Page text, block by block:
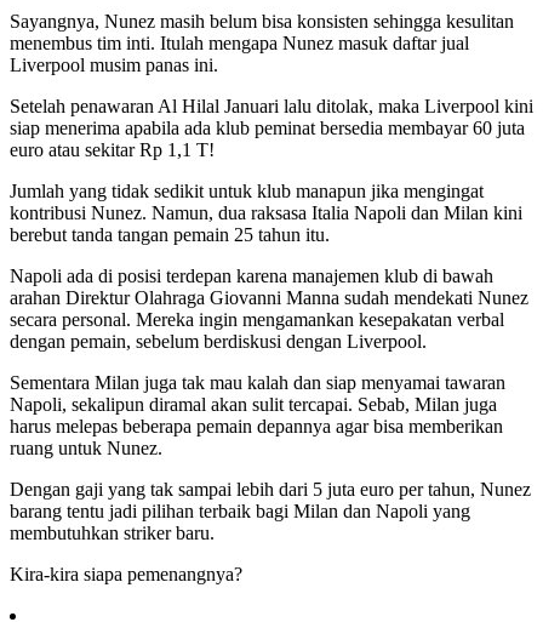
Sayangnya, Nunez masih belum bisa konsisten sehingga kesulitan
menembus tim inti. Itulah mengapa Nunez masuk daftar jual
Liverpool musim panas ini.
Setelah penawaran Al Hilal Januari lalu ditolak, maka Liverpool kini
siap menerima apabila ada klub peminat bersedia membayar 60 juta
euro atau sekitar Rp 1,1 T!
Jumlah yang tidak sedikit untuk klub manapun jika mengingat
kontribusi Nunez. Namun, dua raksasa Italia Napoli dan Milan kini
berebut tanda tangan pemain 25 tahun itu.
Napoli ada di posisi terdepan karena manajemen klub di bawah
arahan Direktur Olahraga Giovanni Manna sudah mendekati Nunez
secara personal. Mereka ingin mengamankan kesepakatan verbal
dengan pemain, sebelum berdiskusi dengan Liverpool.
Sementara Milan juga tak mau kalah dan siap menyamai tawaran
Napoli, sekalipun diramal akan sulit tercapai. Sebab, Milan juga
harus melepas beberapa pemain depannya agar bisa memberikan
ruang untuk Nunez.
Dengan gaji yang tak sampai lebih dari 5 juta euro per tahun, Nunez
barang tentu jadi pilihan terbaik bagi Milan dan Napoli yang
membutuhkan striker baru.
Kira-kira siapa pemenangnya?